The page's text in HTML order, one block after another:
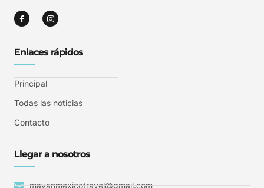
Enlaces rápidos
Principal
Todas las noticias
Contacto
Llegar a nosotros
mayanmexicotravel@gmail.com